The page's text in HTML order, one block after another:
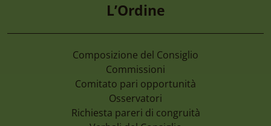
L’Ordine
Composizione del Consiglio
Commissioni
Comitato pari opportunità
Osservatori
Richiesta pareri di congruità